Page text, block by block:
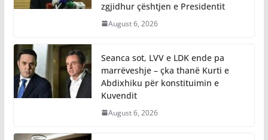
zgjidhur çështjen e Presidentit
August 6, 2026
Seanca sot, LVV e LDK ende pa
marrëveshje – çka thanë Kurti e
Abdixhiku për konstituimin e
Kuvendit
August 6, 2026